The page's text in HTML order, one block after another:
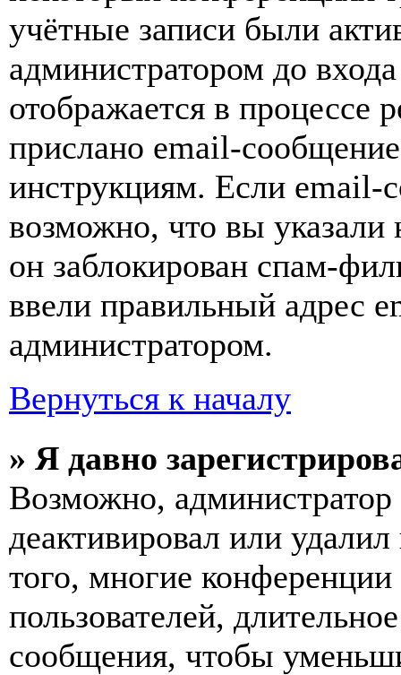
учётные записи были
администратором до
отображается в процессе
прислано email-
инструкциям. Если email-
возможно, что вы
он заблокирован спам-
ввели правильный адрес
администратором.
Вернуться к началу
» Я давно
Возможно,
деактивировал или
того, многие
пользователей,
сообщения, чтобы